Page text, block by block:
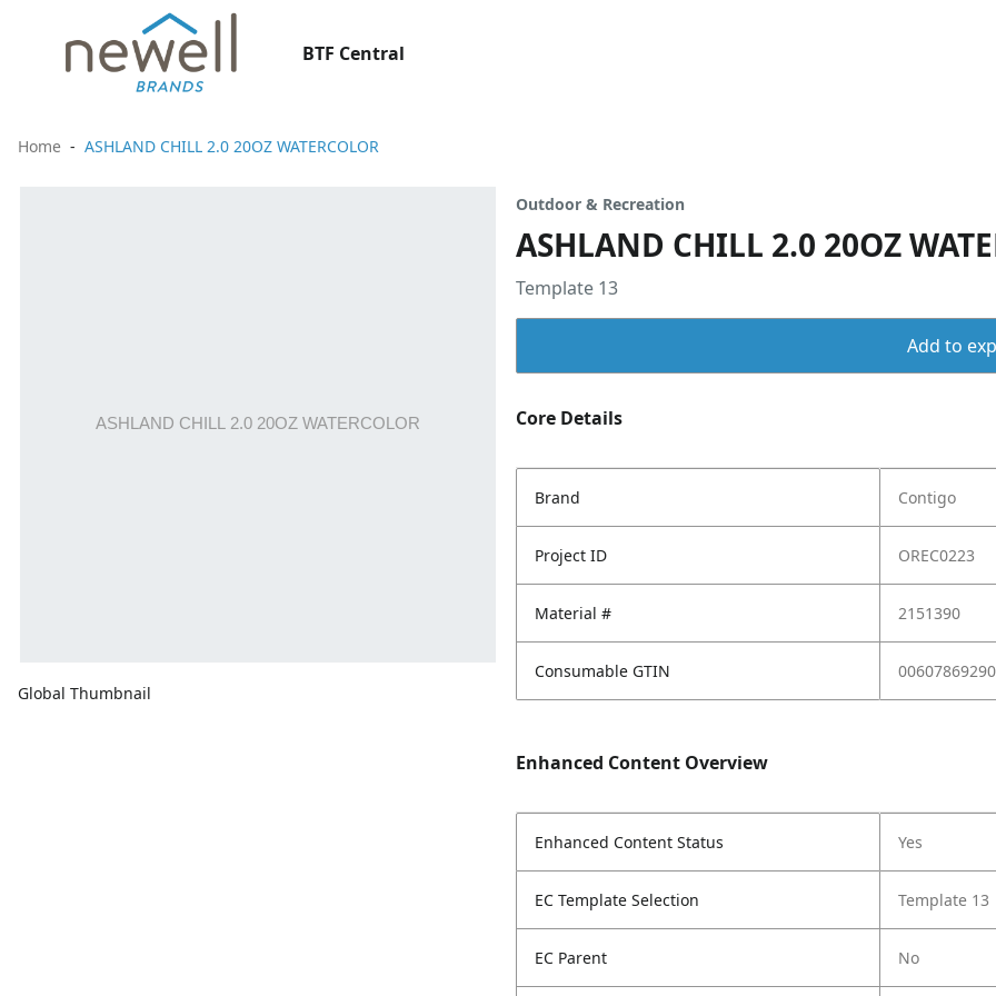
BTF Central
Home ASHLAND CHILL 2.0 20OZ WATERCOLOR
Global Thumbnail
Outdoor & Recreation
ASHLAND CHILL 2.0 20OZ
Template 13
Add to
Core Details
Brand Contigo
Project ID OREC0223
Material # 2151390
Consumable GTIN
Enhanced Content Overview
Enhanced Content Status Yes
EC Template Selection Template 13
EC Parent No